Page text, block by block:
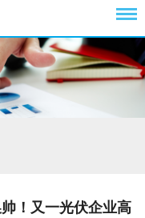
！又一光伏企业高